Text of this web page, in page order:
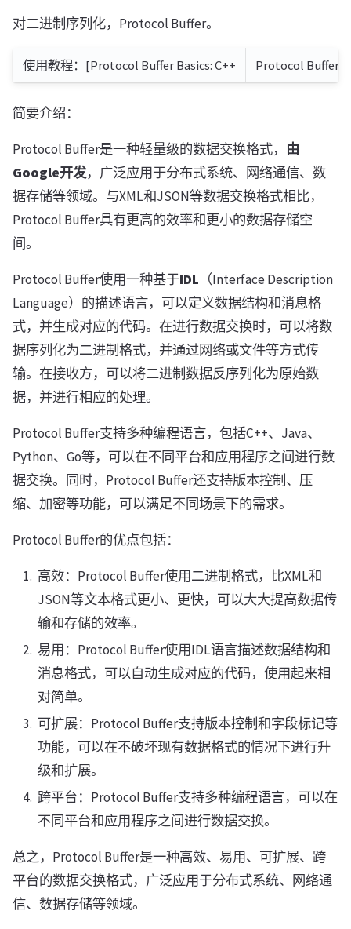
对二进制序列化，Protocol Buffer。
使用教程：[Protocol Buffer Basics: C++ Protocol Buffers
简要介绍：
Protocol Buffer是一种轻量级的数据交换格式， 由
Google开发，广泛应用于分布式系统、网络通信、数
据存储等领域。与XML和JSON等数据交换格式相比，
Protocol Buffer具有更高的效率和更小的数据存储空
间。
Protocol Buffer使用一种基于IDL （Interface Description
Language）的描述语言，可以定义数据结构和消息格
式，并生成对应的代码。在进行数据交换时，可以将数
据序列化为二进制格式，并通过网络或文件等方式传
输。在接收方，可以将二进制数据反序列化为原始数
据，并进行相应的处理。
Protocol Buffer支持多种编程语言，包括C++、Java、
Python、Go等，可以在不同平台和应用程序之间进行数
据交换。同时，Protocol Buffer还支持版本控制、压
缩、加密等功能，可以满足不同场景下的需求。
Protocol Buffer的优点包括：
高效：Protocol Buffer使用二进制格式，比XML和
JSON等文本格式更小、更快，可以大大提高数据传
输和存储的效率。
易用：Protocol Buffer使用IDL语言描述数据结构和
消息格式，可以自动生成对应的代码，使用起来相
对简单。
可扩展：Protocol Buffer支持版本控制和字段标记等
功能，可以在不破坏现有数据格式的情况下进行升
级和扩展。
跨平台：Protocol Buffer支持多种编程语言，可以在
不同平台和应用程序之间进行数据交换。
总之，Protocol Buffer是一种高效、易用、可扩展、跨
平台的数据交换格式，广泛应用于分布式系统、网络通
信、数据存储等领域。